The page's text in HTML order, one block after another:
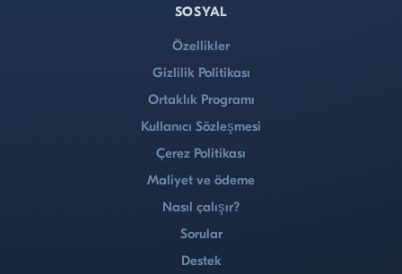
SOSYAL
Özellikler
Gizlilik Politikası
Ortaklık Programı
Kullanıcı Sözleşmesi
Çerez Politikası
Maliyet ve ödeme
Nasıl çalışır?
Sorular
Destek